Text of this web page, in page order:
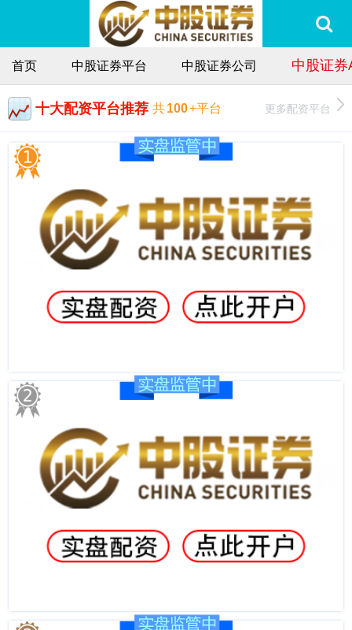
首页 中股证券平台 中股证券公司 中股证券
十大配资平台推荐 共100+平台 更多配资平台